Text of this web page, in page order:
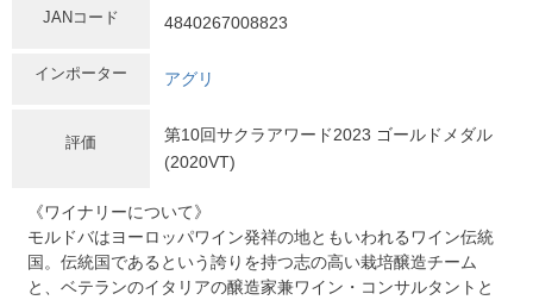
JANコード 4840267008823
インポーター アグリ
評価
第10回サクラアワード2023 ゴールドメダル
(2020VT)
《ワイナリーについて》
モルドバはヨーロッパワイン発祥の地ともいわれるワイン伝統
国。伝統国であるという誇りを持つ志の高い栽培醸造チーム
と、ベテランのイタリアの醸造家兼ワイン・コンサルタントと